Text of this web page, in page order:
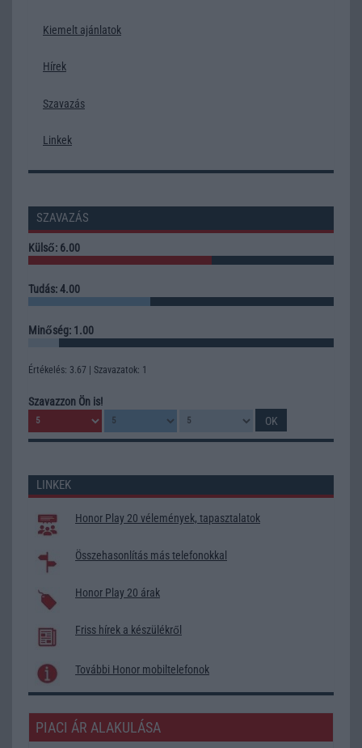
Kiemelt ajánlatok
Hírek
Szavazás
Linkek
SZAVAZÁS
Külső: 6.00
Tudás: 4.00
Minőség: 1.00
Értékelés: 3.67 | Szavazatok: 1
Szavazzon Ön is!
LINKEK
Honor Play 20 vélemények, tapasztalatok
Összehasonlítás más telefonokkal
Honor Play 20 árak
Friss hírek a készülékről
További Honor mobiltelefonok
PIACI ÁR ALAKULÁSA